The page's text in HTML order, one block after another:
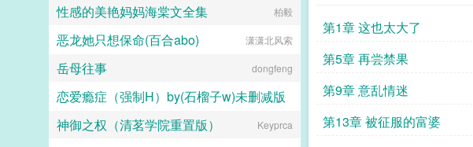
第1章 这也太大了
第5章 再尝禁果
第9章 意乱情迷
第13章 被征服的富婆
囤货求生）高温...
性感的美艳妈妈海棠文全集 柏毅
恶龙她只想保命(百合abo) 潇潇北风索
岳母往事 dongfeng
恋爱瘾症（强制H）by(石榴子w)未删减版
石榴子w
神御之权（清茗学院重置版） Keyprca